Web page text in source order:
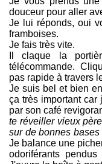
douceur pour aller
Je lui réponds, oui
framboises.
Je fais très vite.
Il claque la
télécommande.
pas rapide à travers
Je suis bel et bien
ça très important
par son café
te réveiller vieux
sur de bonnes bases
Je balance une
odoriférants